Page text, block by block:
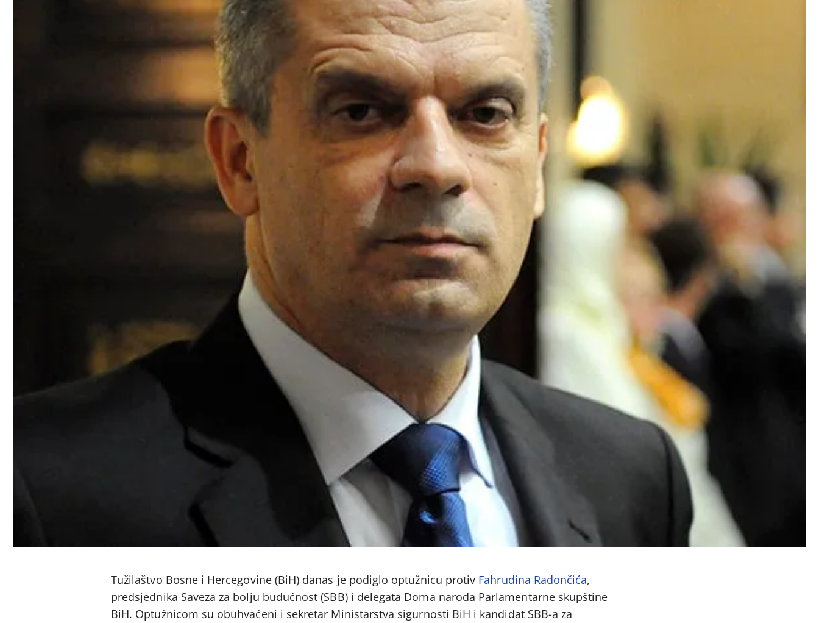
Tužilaštvo Bosne i Hercegovine (BiH) danas je podiglo optužnicu protiv Fahrudina Radončića,
predsjednika Saveza za bolju budućnost (SBB) i delegata Doma naroda Parlamentarne skupštine
BiH. Optužnicom su obuhvaćeni i sekretar Ministarstva sigurnosti BiH i kandidat SBB-a za